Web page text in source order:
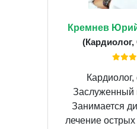
Кремнев
Кардиолог,
Заслуженный
Занимается
лечение